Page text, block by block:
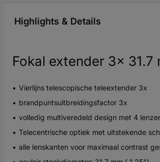
Highlights & Details
Fokal extender 3x 31.7
Vierlijns telescopische teleextender 3x
brandpuntsuitbreidingsfactor 3x
volledig multiveredeld design met 4
Telecentrische optiek met uitstekende
alle lenskanten voor maximaal contrast